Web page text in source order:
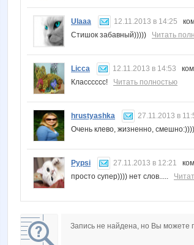
Ulaaa 12.11.2013 в 14:25
Стишок забавный))))) Читать
Licca 12.11.2013 в 14:53
Класссссс! Читать полностью
hrustyashka 27.11.2013 в
Очень клево, жизненно,
Pypsi 27.11.2013 в 12:21
просто супер)))) нет слов.....
Запись не найдена, но Вы можете